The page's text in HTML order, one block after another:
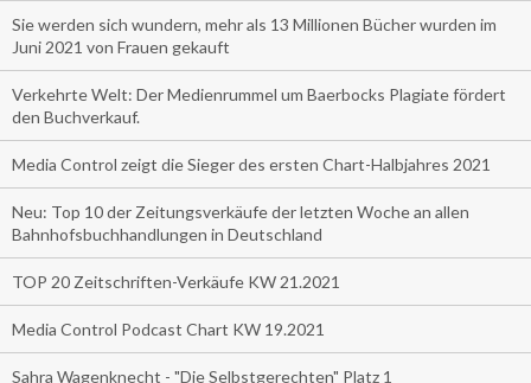
Sie werden sich wundern, mehr als 13 Millionen Bücher wurden im
Juni 2021 von Frauen gekauft
Verkehrte Welt: Der Medienrummel um Baerbocks Plagiate fördert
den Buchverkauf.
Media Control zeigt die Sieger des ersten Chart-Halbjahres 2021
Neu: Top 10 der Zeitungsverkäufe der letzten Woche an allen
Bahnhofsbuchhandlungen in Deutschland
TOP 20 Zeitschriften-Verkäufe KW 21.2021
Media Control Podcast Chart KW 19.2021
Sahra Wagenknecht - "Die Selbstgerechten" Platz 1